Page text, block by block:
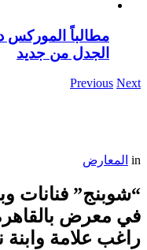
مطالباً الموركس
الجدل من جديد
Previous Next
in المعارض
“شوبنج” فنانات
في معرض
راغب علامة